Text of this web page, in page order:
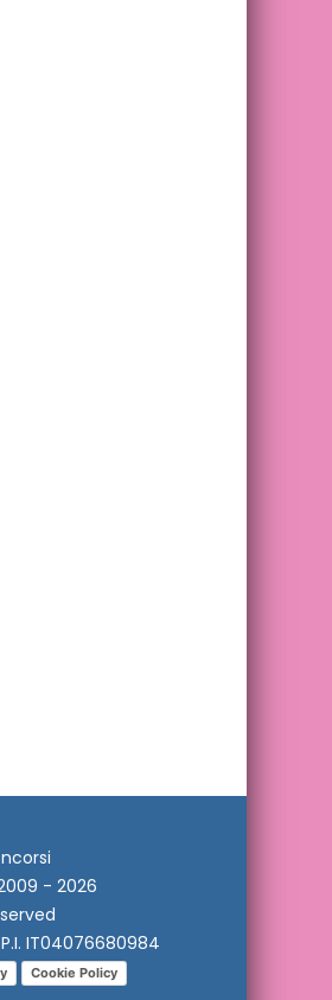
- 2026
P.I. IT04076680984
Cookie Policy